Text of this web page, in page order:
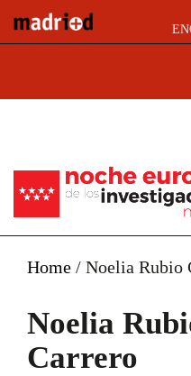
Home / Noelia Rubio
Noelia
Carrero